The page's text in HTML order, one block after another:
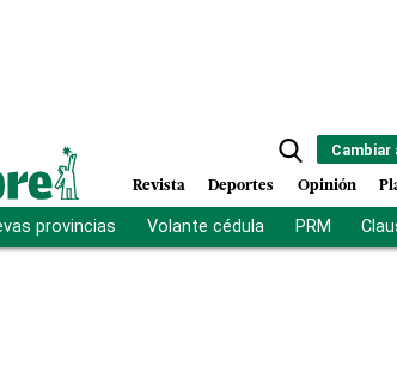
Cambiar
Revista Deportes Opinión
provincias Volante cédula PRM